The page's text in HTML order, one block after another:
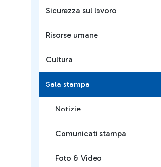
Sicurezza sul lavoro
Risorse umane
Cultura
Sala stampa
Notizie
Comunicati stampa
Foto & Video